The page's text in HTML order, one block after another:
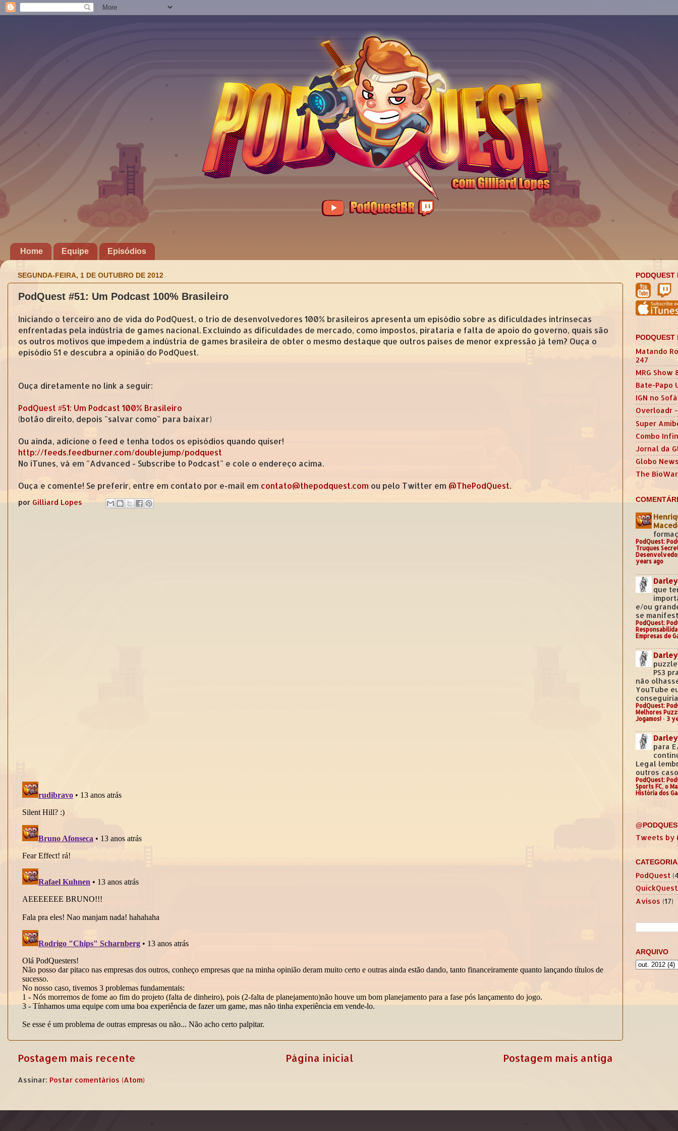
Home Equipe Episódios
SEGUNDA-FEIRA, 1 DE OUTUBRO DE 2012
PodQuest #51: Um Podcast 100% Brasileiro
Iniciando o terceiro ano de vida do PodQuest, o trio de desenvolvedores 100% brasileiros apresenta um episódio sobre as dificuldades intrínsecas
enfrentadas pela indústria de games nacional. Excluindo as dificuldades de mercado, como impostos, pirataria e falta de apoio do governo, quais são
os outros motivos que impedem a indústria de games brasileira de obter o mesmo destaque que outros países de menor expressão já tem? Ouça o
episódio 51 e descubra a opinião do PodQuest.
Ouça diretamente no link a seguir:
PodQuest #51: Um Podcast 100% Brasileiro
(botão direito, depois "salvar como" para baixar)
Ou ainda, adicione o feed e tenha todos os episódios quando quiser!
http://feeds.feedburner.com/doublejump/podquest
No iTunes, vá em "Advanced - Subscribe to Podcast" e cole o endereço acima.
Ouça e comente! Se preferir, entre em contato por e-mail em contato@thepodquest.com ou pelo Twitter em @ThePodQuest.
por Gilliard Lopes
Postagem mais recente Postagem mais antiga
Página inicial
Assinar: Postar comentários (Atom)
PODQUEST
PODQUEST
Matando
247
MRG Show
Bate-Papo
IGN no Sofá
Overloadr
Super
Combo
Jornal da
Globo
The
PodQuest:
Truques
years ago
que
e/ou
se
PodQuest:
Empresas de
PS3
não
YouTube
PodQuest:
Melhores
Jogamos! · 3
para
Legal
outros
PodQuest:
Sports FC, o
História dos
Tweets by
PodQuest
QuickQuest
Avisos (17)
ARQUIVO